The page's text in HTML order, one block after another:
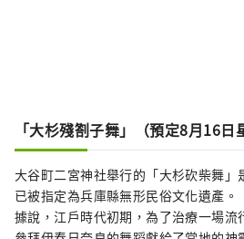
「大杉殘劄子舞」（預定8月16日
大谷町二宮神社舉行的「大杉砍柴舞」
已被指定為兵庫縣無形民俗文化遺產。
據說，江戶時代初期，為了治療一場流